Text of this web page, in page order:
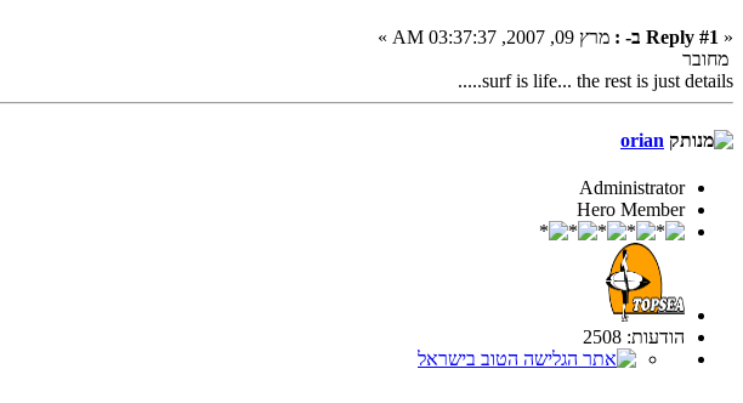
« Reply #1 ב- :
מרץ 09, 2007, 03:37:37 AM »
מחובר
surf is life... the rest is just details.....
orian
Administrator
Hero Member
הודעות: 2508